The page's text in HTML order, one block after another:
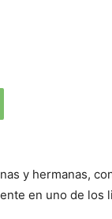
y hermanas,
en uno de los